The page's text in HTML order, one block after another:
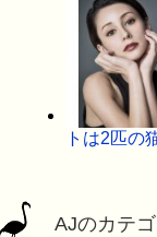
トは2匹の
AJのカテ